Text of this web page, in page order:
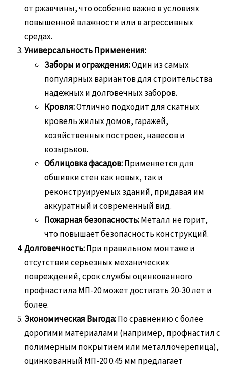
от ржавчины, что особенно важно в условиях
повышенной влажности или в агрессивных
средах.
Универсальность Применения:
Заборы и ограждения:Один из самых
популярных вариантов для строительства
надежных и долговечных заборов.
Кровля:Отлично подходит для скатных
кровель жилых домов, гаражей,
хозяйственных построек, навесов и
козырьков.
Облицовка фасадов:Применяется для
обшивки стен как новых, так и
реконструируемых зданий, придавая им
аккуратный и современный вид.
Пожарная безопасность:Металл не горит,
что повышает безопасность конструкций.
Долговечность:При правильном монтаже и
отсутствии серьезных механических
повреждений, срок службы оцинкованного
профнастила МП-20 может достигать 20-30 лет и
более.
Экономическая Выгода:По сравнению с более
дорогими материалами (например, профнастил с
полимерным покрытием или металлочерепица),
оцинкованный МП-20 0.45 мм предлагает